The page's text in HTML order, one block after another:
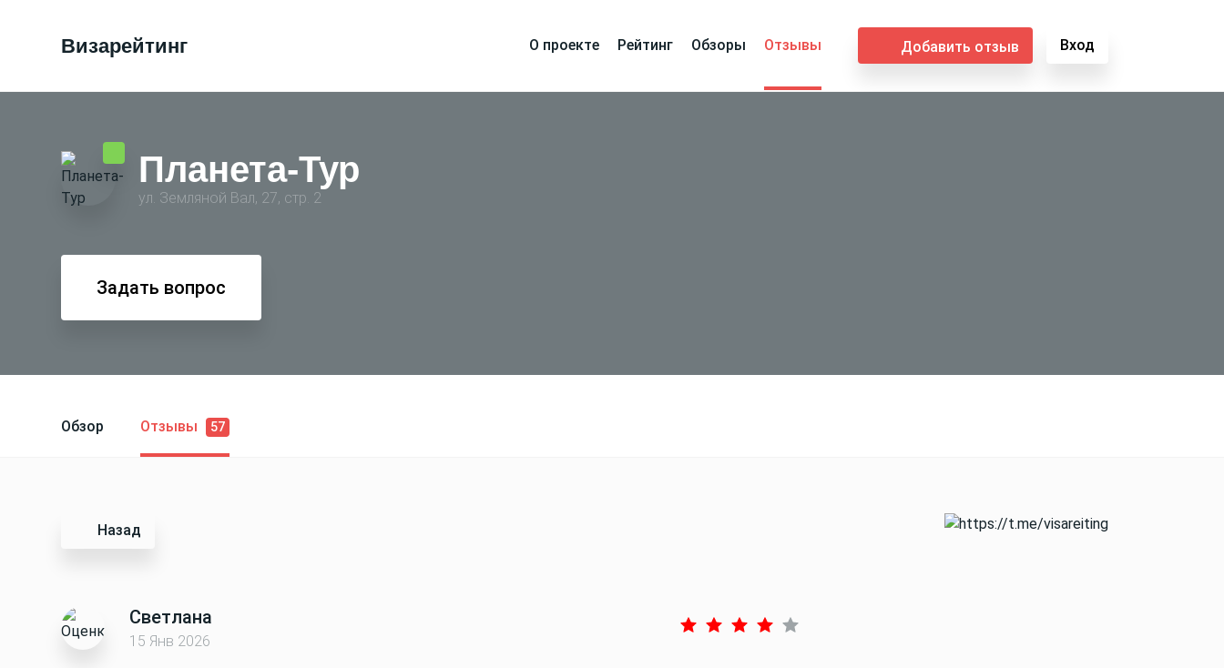
Визарейтинг О проекте Рейтинг Обзоры Отзывы Добавить отзыв Вход
Планета-Тур
ул. Земляной Вал, 27, стр. 2
Задать вопрос
Обзор Отзывы 57
Назад
Светлана
15 Янв 2026